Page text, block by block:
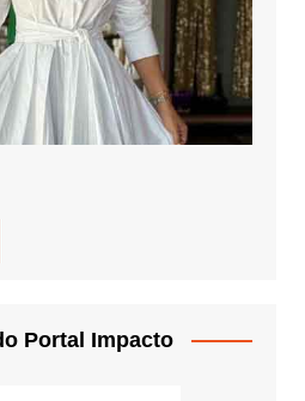
Portal Impacto